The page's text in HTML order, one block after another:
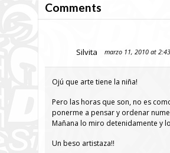
Comments
Silvita marzo 11, 2010 at
Ojú que arte tiene la niña!
Pero las horas que son, no es
ponerme a pensar y ordenar
Mañana lo miro detenidamente y
Un beso artistaza!!